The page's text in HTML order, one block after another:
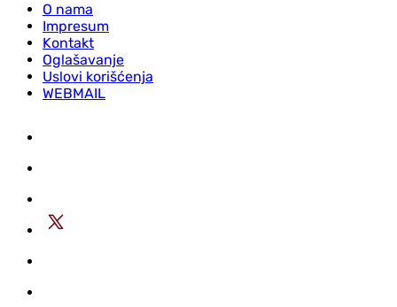
O nama
Impresum
Kontakt
Oglašavanje
Uslovi korišćenja
WEBMAIL